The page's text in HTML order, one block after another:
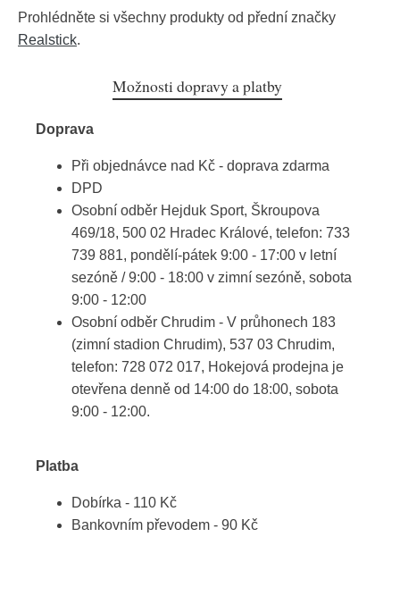
Prohlédněte si všechny produkty od přední značky
Realstick.
Možnosti dopravy a platby
Doprava
Při objednávce nad Kč - doprava zdarma
DPD
Osobní odběr Hejduk Sport, Škroupova
469/18, 500 02 Hradec Králové, telefon: 733
739 881, pondělí-pátek 9:00 - 17:00 v letní
sezóně / 9:00 - 18:00 v zimní sezóně, sobota
9:00 - 12:00
Osobní odběr Chrudim - V průhonech 183
(zimní stadion Chrudim), 537 03 Chrudim,
telefon: 728 072 017, Hokejová prodejna je
otevřena denně od 14:00 do 18:00, sobota
9:00 - 12:00.
Platba
Dobírka - 110 Kč
Bankovním převodem - 90 Kč